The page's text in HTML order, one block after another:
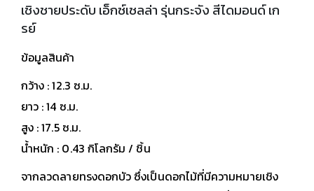
เชิงชายประดับ เอ็กซ์เซลล่า รุ่นกระจัง สีไดมอนด์ เก
รย์
ข้อมูลสินค้า
กว้าง : 12.3 ซ.ม.
ยาว : 14 ซ.ม.
สูง : 17.5 ซ.ม.
น้ำหนัก : 0.43 กิโลกรัม / ชิ้น
จากลวดลายทรงดอกบัว ซึ่งเป็นดอกไม้ที่มีความหมายเชิง